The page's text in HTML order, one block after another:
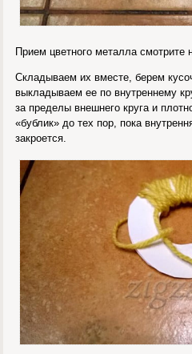
Прием цветного металла смотрите
Складываем их вместе, берем
выкладываем ее по внутреннему
за пределы внешнего круга и
«бублик» до тех пор, пока
закроется.